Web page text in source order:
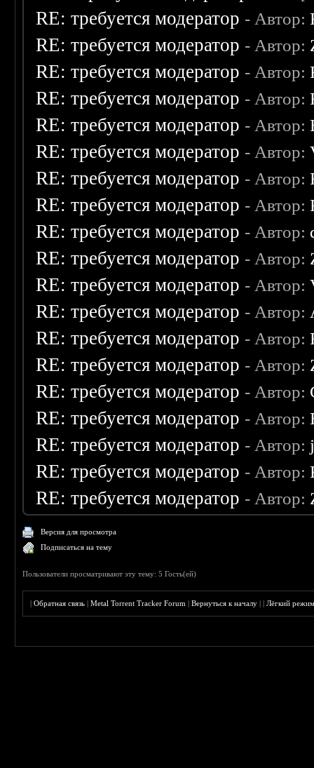
RE: требуется модератор - Автор:
RE: требуется модератор - Автор:
RE: требуется модератор - Автор:
RE: требуется модератор - Автор:
RE: требуется модератор - Автор:
RE: требуется модератор - Автор:
RE: требуется модератор - Автор:
RE: требуется модератор - Автор:
RE: требуется модератор - Автор:
RE: требуется модератор - Автор:
RE: требуется модератор - Автор:
RE: требуется модератор - Автор:
RE: требуется модератор - Автор:
RE: требуется модератор - Автор:
RE: требуется модератор - Автор:
RE: требуется модератор - Автор:
RE: требуется модератор - Автор:
RE: требуется модератор - Автор:
RE: требуется модератор - Автор:
Версия для просмотра
Подписаться на тему
Пользователи просматривают эту тему: 5 Гость(ей)
|Обратная связь |Metal Torrent Tracker Forum |Вернуться к началу ||Лёгкий